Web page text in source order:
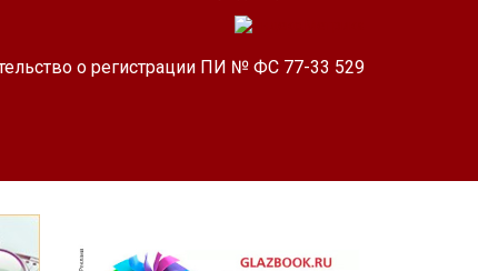
о регистрации ПИ № ФС 77-33 529